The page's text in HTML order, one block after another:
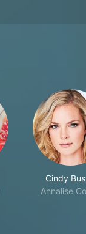
Cindy
Annalise